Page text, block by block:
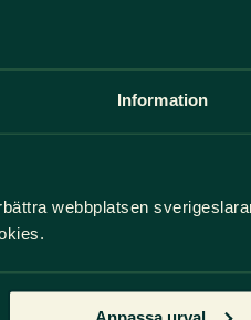
Information
webbplatsen
Anpassa urval